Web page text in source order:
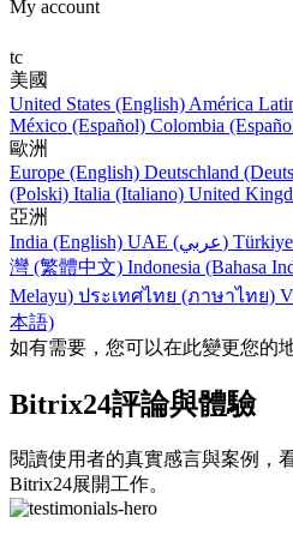
My account
tc
美國
United States (English) América
México (Español) Colombia
歐洲
Europe (English) Deutschland
(Polski) Italia (Italiano) United
亞洲
India (English)
UAE (عربي)
灣 (繁體中文) Indonesia (Bahasa
Melayu) ประเทศไทย (ภาษาไทย)
本語)
如有需要，您可以在此變更您的
Bitrix24評論與體驗
閱讀使用者的真實感言與案例，
Bitrix24展開工作。